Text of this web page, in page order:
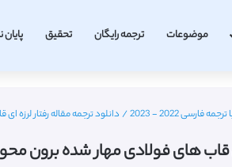
موضوعات ترجمه رایگان تحقیق پایان
2022 - 2023
/ دانلود ترجمه مقاله رفتار لرزه ای قاب
فولادی مهار شده برون محور (ساینس دایرکت